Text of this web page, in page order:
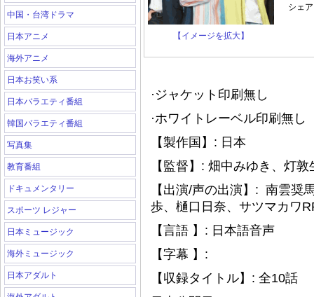
中国・台湾ドラマ
日本アニメ
海外アニメ
日本お笑い系
日本バラエティ番組
韓国バラエティ番組
写真集
教育番組
ドキュメンタリー
スポーツ レジャー
日本ミュージック
海外ミュージック
日本アダルト
【イメージを拡大】
シェ
·ジャケット印刷無し
·ホワイトレーベル印刷無
【製作国】: 日本
【監督】: 畑中みゆき、灯敦
【出演/声の出演】: ‎ 南雲奨
歩、樋口日奈、サツマカワ
【言語 】: 日本語音声
【字幕 】:
【収録タイトル】: 全10話